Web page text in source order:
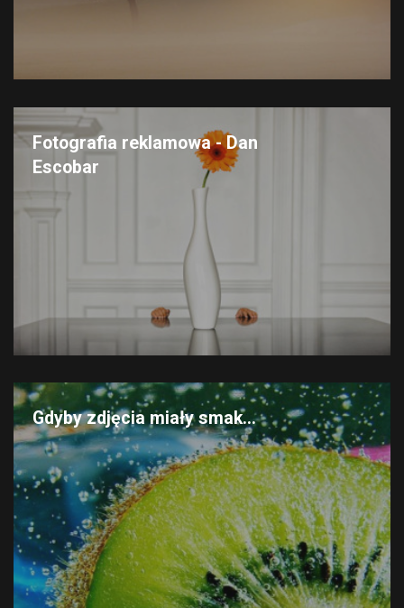
Fotografia reklamowa - Dan
Escobar
Gdyby zdjęcia miały smak...